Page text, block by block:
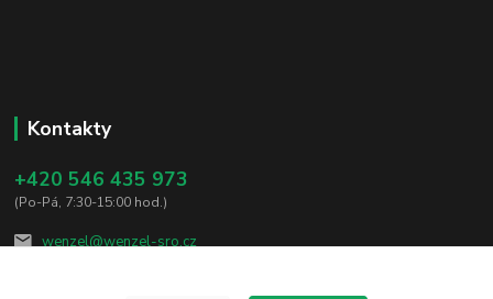
Kontakty
+420 546 435 973
(Po-Pá, 7:30-15:00 hod.)
wenzel@wenzel-sro.cz